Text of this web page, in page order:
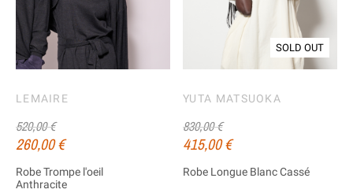
LEMAIRE
520,00 €
260,00 €
Robe Trompe l'oeil
Anthracite
SOLD OUT
YUTA MATSUOKA
830,00 €
415,00 €
Robe Longue Blanc Cassé